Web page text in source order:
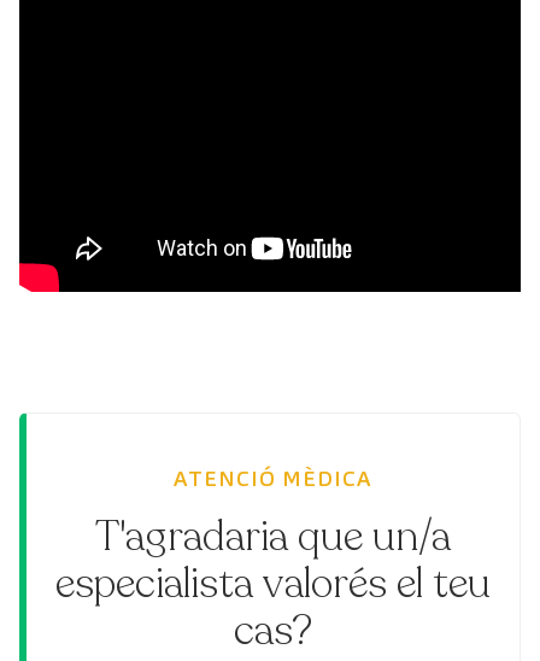
ATENCIÓ MÈDICA
T'agradaria que un/a
especialista valorés el teu
cas?